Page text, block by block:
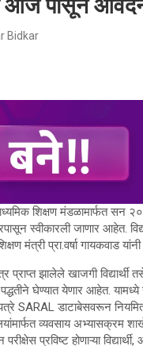
आज पासून
Bidkar
शिक्षण मंडळामार्फत सन
स्वीकारली जाणार आहेत.
मंत्री प्रा.वर्षा गायकवाड
प्राप्त झालेले खाजगी
पद्धतीने घेण्यात येणार आहेत.
SARAL डाटाबेसवरून
व्यवसाय अभ्यासक्रम शाखेचे
प्रविष्ट होणाऱ्या